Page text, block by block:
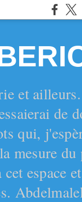
et
de
qui,
mesure
espace